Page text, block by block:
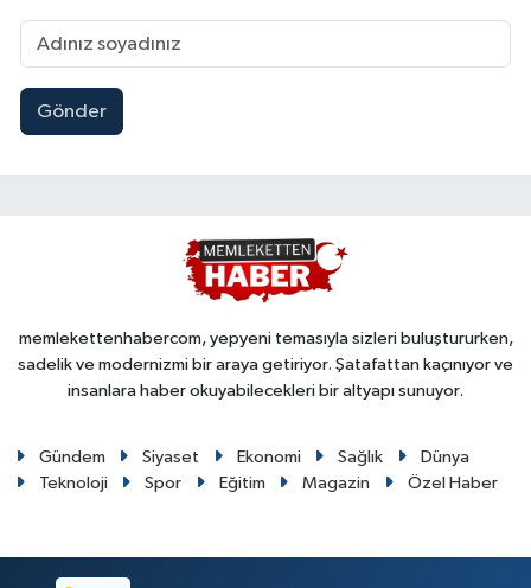
Gönder
memlekettenhabercom, yepyeni temasıyla sizleri buluştururken,
sadelik ve modernizmi bir araya getiriyor. Şatafattan kaçınıyor ve
insanlara haber okuyabilecekleri bir altyapı sunuyor.
Gündem Siyaset Ekonomi Sağlık
Dünya
Teknoloji
Spor Eğitim Magazin Özel Haber